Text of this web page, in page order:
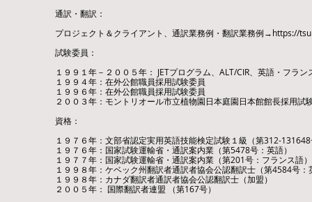
通訳・翻訳：
プロジェクト＆クライアント、通訳業務例・翻訳業務例→https://
試験委員：
１９９１年－２００５年： JETプログラム、ALT/CIR、英語・フラン
１９９４年：在外公館職員採用試験委員
​１９９６年：在外公館職員採用試験委員
２００３年：モントリオール市立植物園日本庭園日本館館長採用試
資格：
１９７６年：文部省認定実用英語技能検定試験１級（第312-
１９７６年：国家試験運輸省・通訳案内業（第5478号：英語）
１９７７年：国家試験運輸省・通訳案内業（第201号：フランス語）
１９９８年：ケベック州翻訳者通訳者協会公認翻訳士（第4584号
１９９８年：カナダ翻訳者通訳者協会公認翻訳士（加盟）
２００５年： 国際翻訳者連盟 （第167号）​